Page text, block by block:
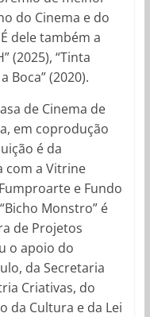
do Cinema e do
dele também a
(2025), “Tinta
Boca” (2020).
de Cinema de
em coprodução
é da
com a Vitrine
e Fundo
Monstro” é
de Projetos
o apoio do
da Secretaria
Criativas, do
da Cultura e da Lei